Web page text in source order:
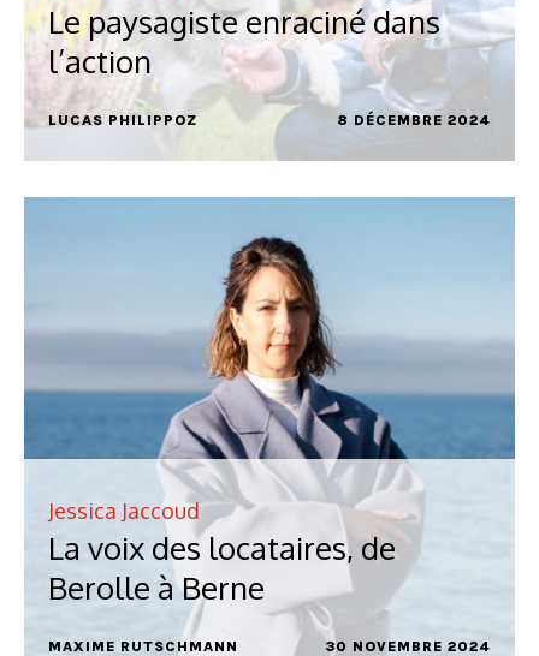
Le paysagiste enraciné dans
l’action
LUCAS PHILIPPOZ 8 DÉCEMBRE 2024
Jessica Jaccoud
La voix des locataires, de
Berolle à Berne
MAXIME RUTSCHMANN 30 NOVEMBRE 2024